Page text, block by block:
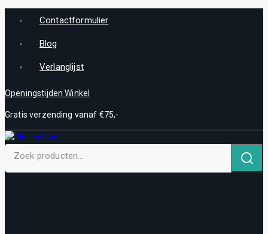
Contactformulier
Blog
Verlanglijst
Openingstijden Winkel
Gratis verzending vanaf €75,-